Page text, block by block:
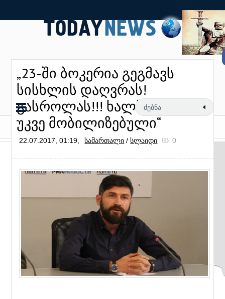
„23-ში ბოკერია გეგმავს
სისხლის დაღვრას!
გასროლას!!! ხალხი ჰყავს
უკვე მობილიზებული“
22.07.2017, 01:19, სამართალი /სლაიდი 0